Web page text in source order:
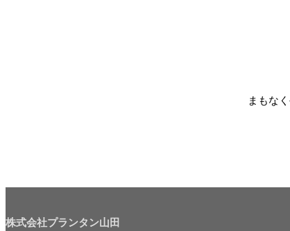
まもな
株式会社プランタン山田